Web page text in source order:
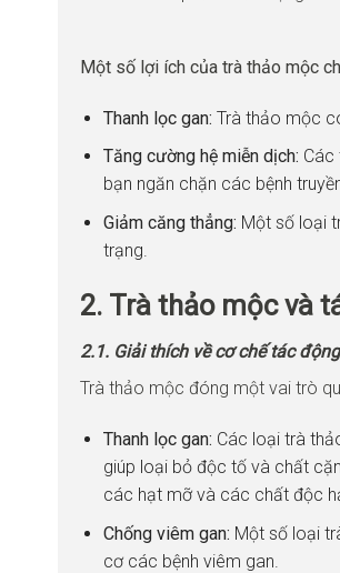
Một số lợi ích của trà thảo mộc
Thanh lọc gan: Trà thảo mộc
Tăng cường hệ miễn dịch: Các
bạn ngăn chặn các bệnh
Giảm căng thẳng: Một số loại
trạng.
2. Trà thảo mộc và
2.1. Giải thích về cơ chế tác
Trà thảo mộc đóng một vai trò
Thanh lọc gan: Các loại trà
giúp loại bỏ độc tố và chất
các hạt mỡ và các chất độc
Chống viêm gan: Một số loại
cơ các bệnh viêm gan.